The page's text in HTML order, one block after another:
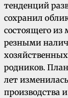
тенденций
сохранил
состоящего из
резными
родников.
лет
производства